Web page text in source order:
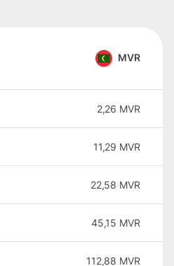
MVR
2,26 MVR
11,29 MVR
22,58 MVR
45,15 MVR
112,88 MVR